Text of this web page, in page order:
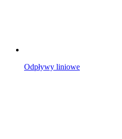
Odpływy liniowe